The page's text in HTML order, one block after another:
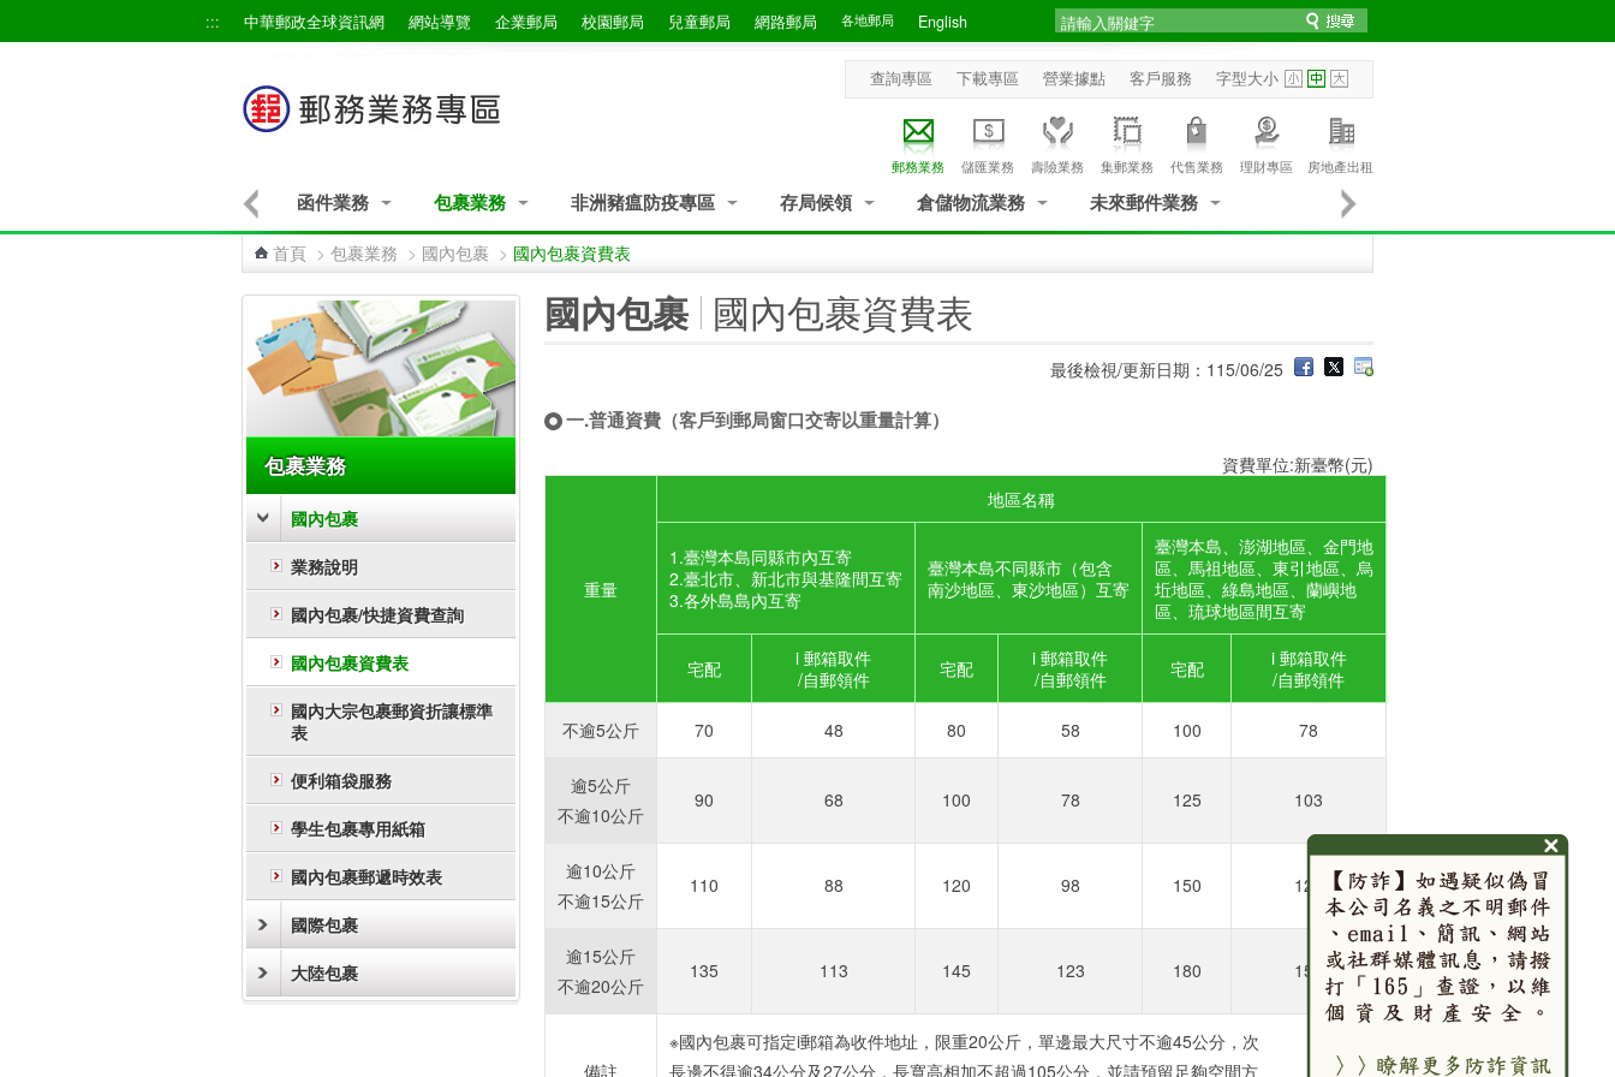
::: 中華郵政全球資訊網 網站導覽 企業郵局 校園郵局 兒童郵局 網路郵局 各地郵局 English
查詢專區 下載專區 營業據點 客戶服務 字型大小
郵務業務 儲匯業務 壽險業務 集郵業務 代售業務 理財專區 房地產出租
函件業務 包裹業務 非洲豬瘟防疫專區 存局候領 倉儲物流業務 未來郵件業務
首頁 > 包裹業務 > 國內包裹 > 國內包裹資費表
包裹業務
國內包裹
業務說明
國內包裹/快捷資費查詢
國內包裹資費表
國內大宗包裹郵資折讓標準
表
便利箱袋服務
學生包裹專用紙箱
國內包裹郵遞時效表
國際包裹
大陸包裹
國內包裹 國內包裹資費表
最後檢視/更新日期：115/06/25
一.普通資費（客戶到郵局窗口交寄以重量計算）
資費單位:新臺幣(元)
重量
地區名稱
1.臺灣本島同縣市內互寄
2.臺北市、新北市與基隆間互寄
3.各外島島內互寄
臺灣本島不同縣市（包含
南沙地區、東沙地區）互寄
臺灣本島、澎湖地區、金門地
區、馬祖地區、東引地區、烏
坵地區、綠島地區、蘭嶼地
區、琉球地區間互寄
宅配
i 郵箱取件
/自郵領件
宅配
i 郵箱取件
/自郵領件
宅配
i 郵箱取件
/自郵領件
不逾5公斤 70 48 80 58 100 78
逾5公斤
不逾10公斤
90 68 100 78 125 103
逾10公斤
不逾15公斤
110 88 120 98 150 128
逾15公斤
不逾20公斤
135 113 145 123 180 158
備註
※國內包裹可指定i郵箱為收件地址，限重20公斤，單邊最大尺寸不逾45公分，次
長邊不得逾34公分及27公分，長寬高相加不超過105公分，並請預留足夠空間方